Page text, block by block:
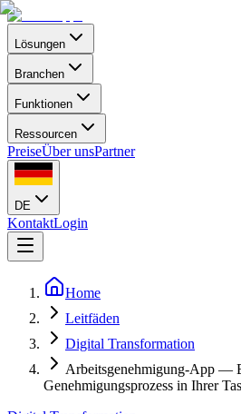
Lösungen
Branchen
Funktionen
Ressourcen
PreiseÜber unsPartner
DE
KontaktLogin
Home
Leitfäden
Digital Transformation
Arbeitsgenehmigung-App —
Genehmigungsprozess in Ihrer